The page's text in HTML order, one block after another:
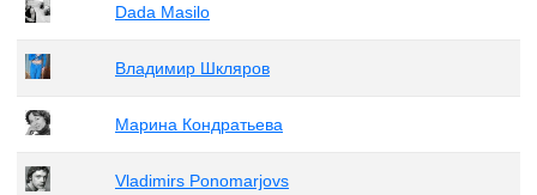
Dada Masilo
Владимир Шкляров
Марина Кондратьева
Vladimirs Ponomarjovs